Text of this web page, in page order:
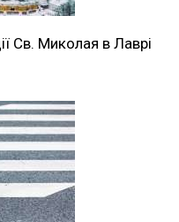
Св. Миколая в Лаврі